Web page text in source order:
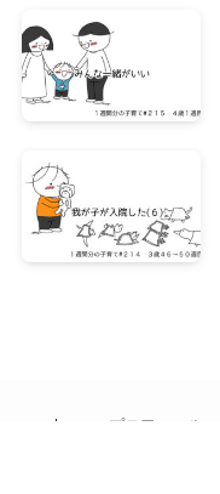
home プロフィール